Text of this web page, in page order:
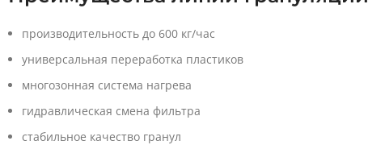
производительность до 600 кг/час
универсальная переработка пластиков
многозонная система нагрева
гидравлическая смена фильтра
стабильное качество гранул